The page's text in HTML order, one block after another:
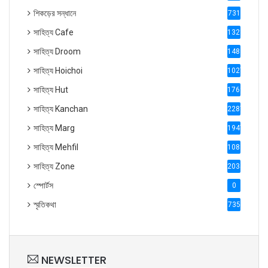
শিকড়ের সন্ধানে 731
সাহিত্য Cafe 1321
সাহিত্য Droom 1488
সাহিত্য Hoichoi 1027
সাহিত্য Hut 1769
সাহিত্য Kanchan 2287
সাহিত্য Marg 1947
সাহিত্য Mehfil 1088
সাহিত্য Zone 2035
স্পোর্টস 0
স্মৃতিকথা 735
NEWSLETTER